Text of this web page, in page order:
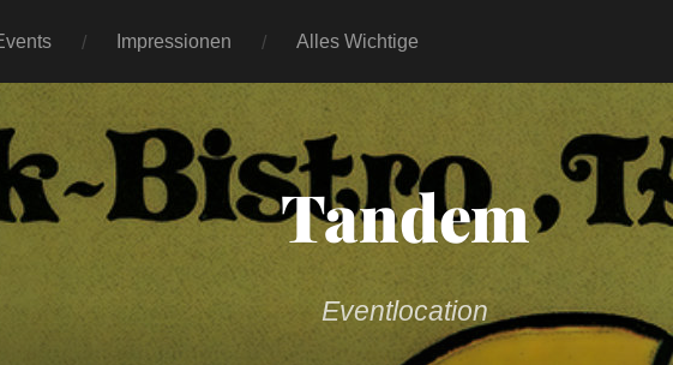
Impressionen Alles Wichtige
Tandem
Eventlocation